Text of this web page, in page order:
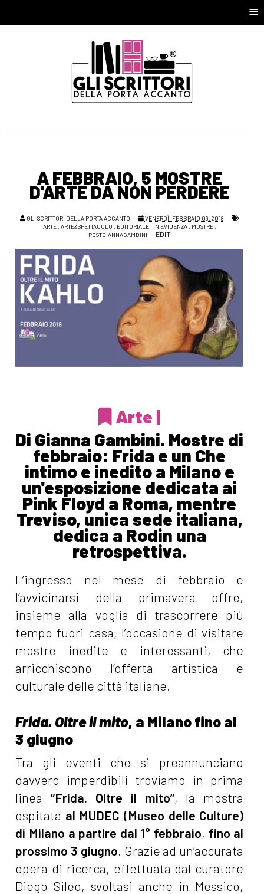
≡
A FEBBRAIO, 5 MOSTRE
D'ARTE DA NON PERDERE
GLI SCRITTORI DELLA PORTA ACCANTO
VENERDÌ, FEBBRAIO 09, 2018
ARTE, ARTE&SPETTACOLO , EDITORIALE, IN EVIDENZA, MOSTRE,
POSTGIANNAGAMBINI
EDIT
Arte |
Di Gianna Gambini. Mostre di
febbraio: Frida e un Che
intimo e inedito a Milano e
un'esposizione dedicata ai
Pink Floyd a Roma, mentre
Treviso, unica sede italiana,
dedica a Rodin una
retrospettiva.
L’ingresso nel mese di febbraio e
l’avvicinarsi della primavera offre,
insieme alla voglia di trascorrere più
tempo fuori casa, l’occasione di visitare
mostre inedite e interessanti, che
arricchiscono l’offerta artistica e
culturale delle città italiane.
Frida. Oltre il mito, a Milano fino al
3 giugno
Tra gli eventi che si preannunciano
davvero imperdibili troviamo in prima
linea“Frida. Oltre il mito”, la mostra
ospitata al MUDEC (Museo delle Culture)
di Milano a partire dal 1° febbraio, fino al
prossimo 3 giugno . Grazie ad un’accurata
opera di ricerca, effettuata dal curatore
Diego Sileo, svoltasi anche in Messico,